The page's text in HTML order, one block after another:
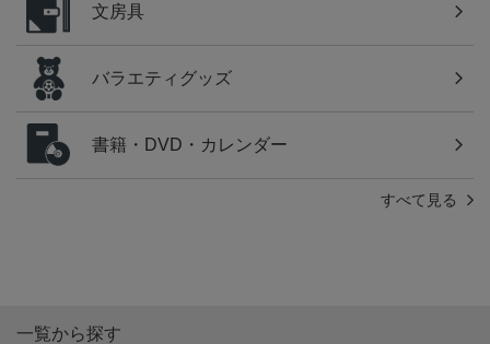
文房具
バラエティグッズ
書籍・DVD・カレンダー
すべて見る
一覧から探す